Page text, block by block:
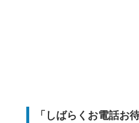
「しばらくお電話お